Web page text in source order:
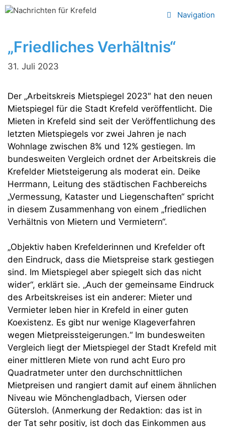
Zum
Navigation
„Friedliches Verhältnis“
31. Juli 2023
Der „Arbeitskreis Mietspiegel 2023″ hat den neuen
Mietspiegel für die Stadt Krefeld veröffentlicht. Die
Mieten in Krefeld sind seit der Veröffentlichung des
letzten Mietspiegels vor zwei Jahren je nach
Wohnlage zwischen 8% und 12% gestiegen. Im
bundesweiten Vergleich ordnet der Arbeitskreis die
Krefelder Mietsteigerung als moderat ein. Deike
Herrmann, Leitung des städtischen Fachbereichs
„Vermessung, Kataster und Liegenschaften“ spricht
in diesem Zusammenhang von einem „friedlichen
Verhältnis von Mietern und Vermietern“.
„Objektiv haben Krefelderinnen und Krefelder oft
den Eindruck, dass die Mietspreise stark gestiegen
sind. Im Mietspiegel aber spiegelt sich das nicht
wider“, erklärt sie. „Auch der gemeinsame Eindruck
des Arbeitskreises ist ein anderer: Mieter und
Vermieter leben hier in Krefeld in einer guten
Koexistenz. Es gibt nur wenige Klageverfahren
wegen Mietpreissteigerungen.“ Im bundesweiten
Vergleich liegt der Mietspiegel der Stadt Krefeld mit
einer mittleren Miete von rund acht Euro pro
Quadratmeter unter den durchschnittlichen
Mietpreisen und rangiert damit auf einem ähnlichen
Niveau wie Mönchengladbach, Viersen oder
Gütersloh. (Anmerkung der Redaktion: das ist in
der Tat sehr positiv, ist doch das Einkommen aus